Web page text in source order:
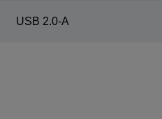
USB 2.0-A